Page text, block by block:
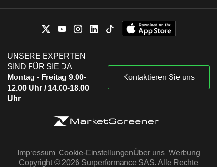
UNSERE EXPERTEN
SIND FÜR SIE DA
Montag - Freitag 9.00-
12.00 Uhr / 14.00-18.00
Uhr
Kontaktieren Sie uns
Impressum Cookie-EinstellungenÜber uns Werbung
Copyright © 2026 Surperformance SAS. Alle Rechte